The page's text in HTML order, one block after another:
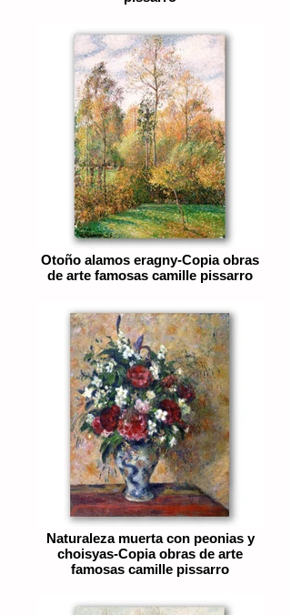
Otoño alamos eragny-Copia obras
de arte famosas camille pissarro
Naturaleza muerta con peonias y
choisyas-Copia obras de arte
famosas camille pissarro